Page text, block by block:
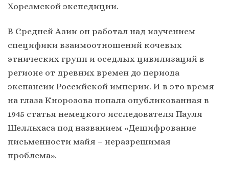
Хорезмской экспедиции.
В Средней Азии он работал над изучением
специфики взаимоотношений кочевых
этнических групп и оседлых цивилизаций в
регионе от древних времен до периода
экспансии Российской империи. И в это время
на глаза Кнорозова попала опубликованная в
1945 статья немецкого исследователя Пауля
Шелльхаса под названием «Дешифрование
письменности майя – неразрешимая
проблема».